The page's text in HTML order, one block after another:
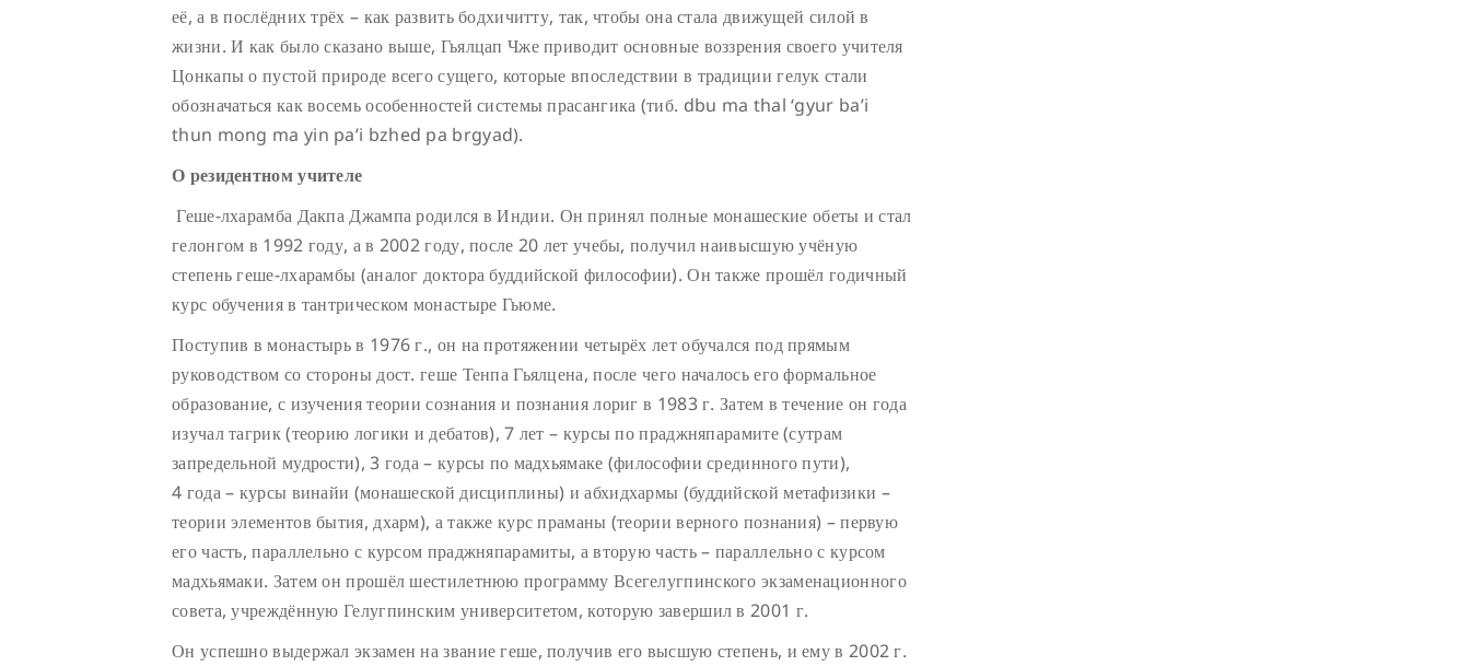
её, а в послёдних трёх – как развить бодхичитту, так, чтобы она стала движущей силой в
жизни. И как было сказано выше, Гьялцап Чже приводит основные воззрения своего учителя
Цонкапы о пустой природе всего сущего, которые впоследствии в традиции гелук стали
обозначаться как восемь особенностей системы прасангика (тиб. dbu ma thal ‘gyur ba’i
thun mong ma yin pa’i bzhed pa brgyad).
О резидентном учителе
Геше-лхарамба Дакпа Джампа родился в Индии. Он принял полные монашеские обеты и стал
гелонгом в 1992 году, а в 2002 году, после 20 лет учебы, получил наивысшую учёную
степень геше-лхарамбы (аналог доктора буддийской философии). Он также прошёл годичный
курс обучения в тантрическом монастыре Гьюме.
Поступив в монастырь в 1976 г., он на протяжении четырёх лет обучался под прямым
руководством со стороны дост. геше Тенпа Гьялцена, после чего началось его формальное
образование, с изучения теории сознания и познания лориг в 1983 г. Затем в течение он года
изучал тагрик (теорию логики и дебатов), 7 лет – курсы по праджняпарамите (сутрам
запредельной мудрости), 3 года – курсы по мадхьямаке (философии срединного пути),
4 года – курсы винайи (монашеской дисциплины) и абхидхармы (буддийской метафизики –
теории элементов бытия, дхарм), а также курс праманы (теории верного познания) – первую
его часть, параллельно с курсом праджняпарамиты, а вторую часть – параллельно с курсом
мадхьямаки. Затем он прошёл шестилетнюю программу Всегелугпинского экзаменационного
совета, учреждённую Гелугпинским университетом, которую завершил в 2001 г.
Он успешно выдержал экзамен на звание геше, получив его высшую степень, и ему в 2002 г.